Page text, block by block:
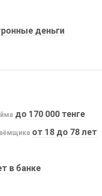
деньги
до 170 000 тенге
от 18 до 78 лет
в банке